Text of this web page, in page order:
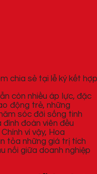
chia sẻ tại lễ ký kết
còn nhiều áp lực, đặc
động trẻ, những
sóc đời sống tinh
đoàn viên đều
vì vậy, Hoa
tỏa những giá trị tích
nối giữa doanh nghiệp